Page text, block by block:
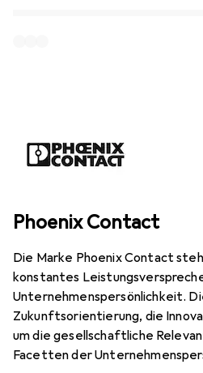
Phoenix Contact
Die Marke Phoenix Contact
konstantes
Unternehmenspersönlichkeit.
Zukunftsorientierung, die
um die gesellschaftliche
Facetten der